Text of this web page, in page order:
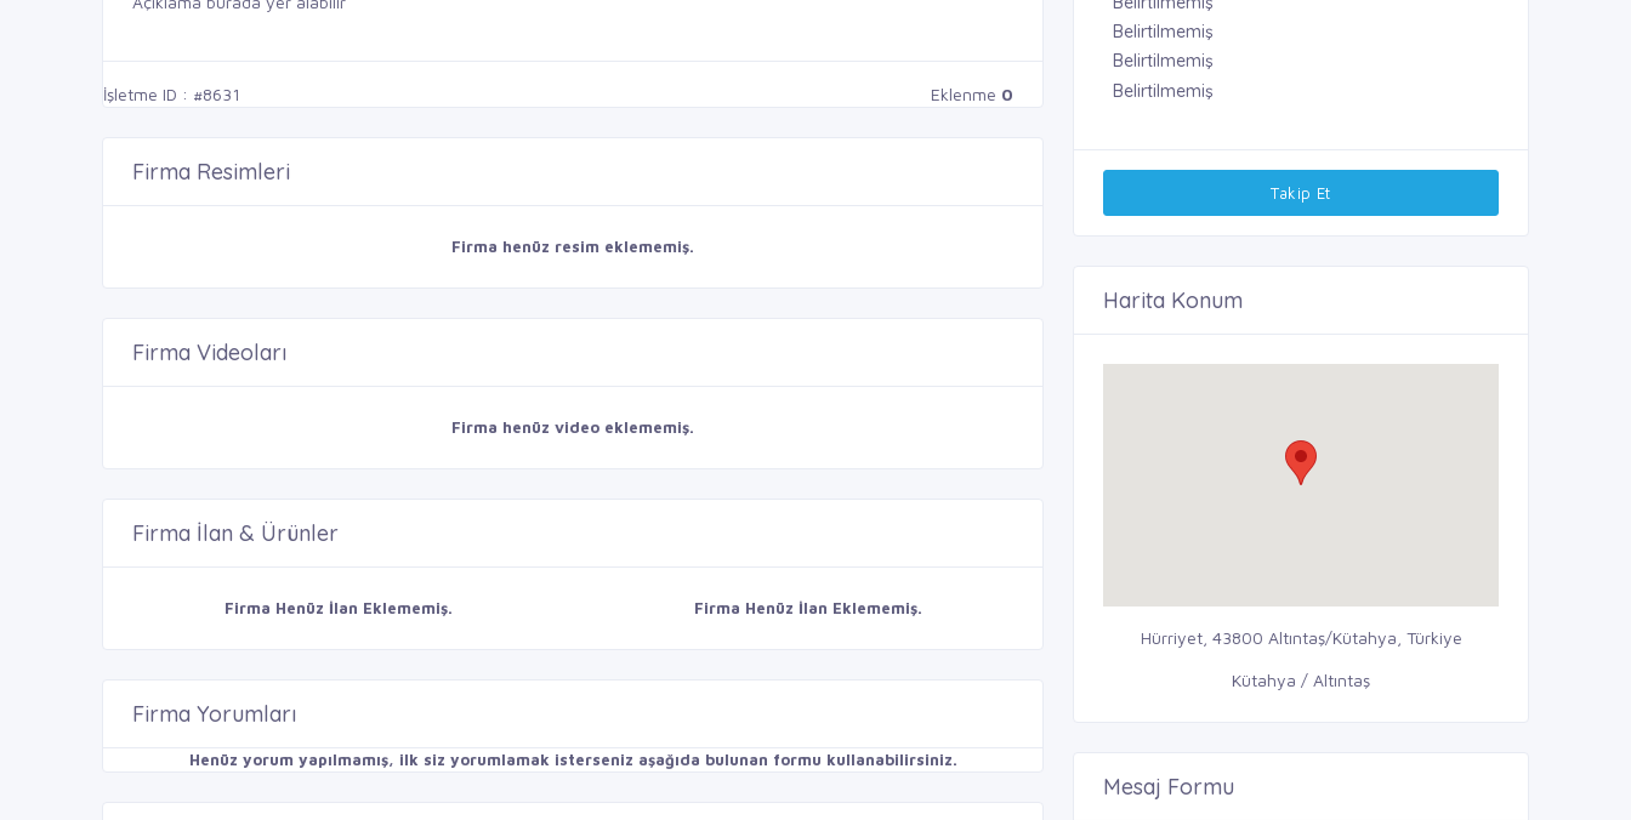
İşletme ID : #8631 Eklenme 0
Firma Resimleri
Firma henüz resim eklememiş.
Firma Videoları
Firma henüz video eklememiş.
Firma İlan & Ürünler
Firma Henüz İlan Eklememiş. Firma Henüz İlan Eklememiş.
Firma Yorumları
Henüz yorum yapılmamış, ilk siz yorumlamak isterseniz aşağıda bulunan formu kullanabilirsiniz.
Belirtilmemiş
Belirtilmemiş
Belirtilmemiş
Takip Et
Harita Konum
Hürriyet, 43800 Altıntaş/Kütahya, Türkiye
Kütahya / Altıntaş
Mesaj Formu